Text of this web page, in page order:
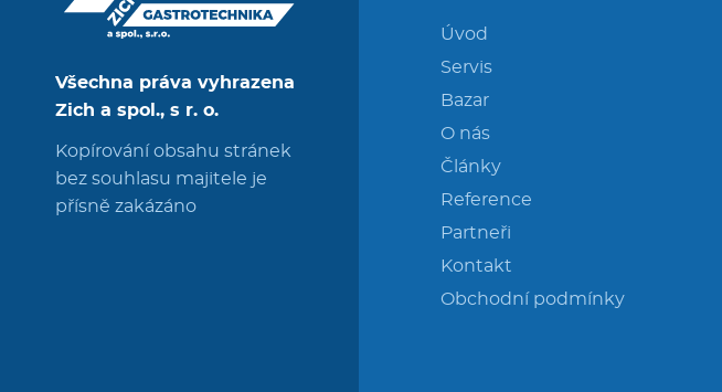
Všechna práva vyhrazena
Zich a spol., s r. o.
Kopírování obsahu stránek
bez souhlasu majitele je
přísně zakázáno
Úvod
Servis
Bazar
O nás
Články
Reference
Partneři
Kontakt
Obchodní podmínky